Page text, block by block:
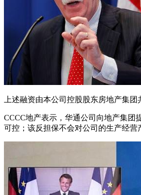
上述融资由本公司控股股东房地产集
CCCC地产表示，华通公司向地产集团
可控；该反担保不会对公司的生产经营